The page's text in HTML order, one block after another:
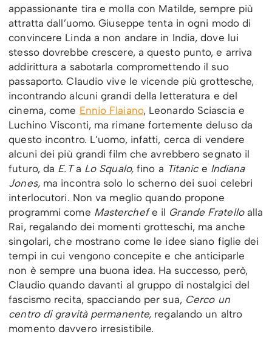
appassionante tira e molla con Matilde, sempre più
attratta dall’uomo. Giuseppe tenta in ogni modo di
convincere Linda a non andare in India, dove lui
stesso dovrebbe crescere, a questo punto, e arriva
addirittura a sabotarla compromettendo il suo
passaporto. Claudio vive le vicende più grottesche,
incontrando alcuni grandi della letteratura e del
cinema, come Ennio Flaiano, Leonardo Sciascia e
Luchino Visconti, ma rimane fortemente deluso da
questo incontro. L’uomo, infatti, cerca di vendere
alcuni dei più grandi film che avrebbero segnato il
futuro, da E.Ta Lo Squalo,fino a Titanic e Indiana
Jones, ma incontra solo lo scherno dei suoi celebri
interlocutori. Non va meglio quando propone
programmi come Masterchefe il Grande Fratello alla
Rai, regalando dei momenti grotteschi, ma anche
singolari, che mostrano come le idee siano figlie dei
tempi in cui vengono concepite e che anticiparle
non è sempre una buona idea. Ha successo, però,
Claudio quando davanti al gruppo di nostalgici del
fascismo recita, spacciando per sua, Cerco un
centro di gravità permanente, regalando un altro
momento davvero irresistibile.